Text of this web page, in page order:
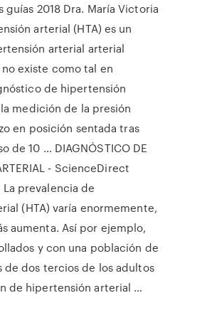
guías 2018 Dra. María Victoria
arterial (HTA) es un
arterial arterial
existe como tal en
de hipertensión
medición de la presión
en posición sentada tras
de 10 … DIAGNÓSTICO DE
- ScienceDirect
La prevalencia de
(HTA) varía enormemente,
aumenta. Así por ejemplo,
y con una población de
de dos tercios de los adultos
de hipertensión arterial …